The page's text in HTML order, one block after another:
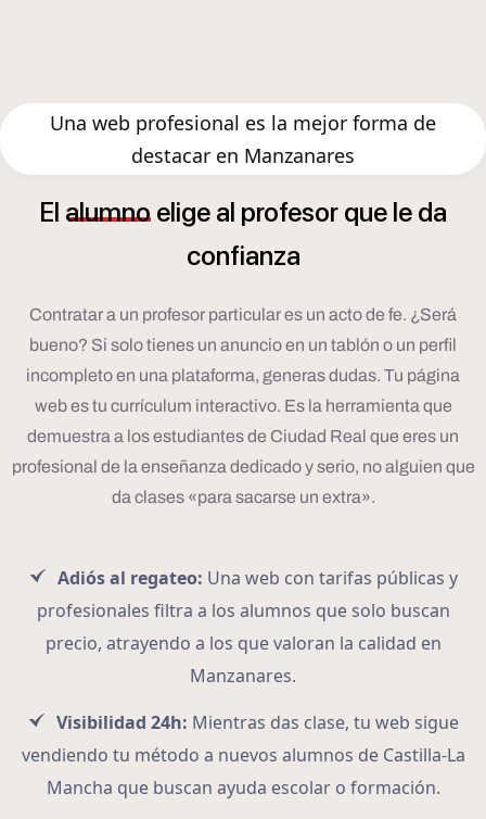
Una web profesional es la mejor forma de
destacar en Manzanares
El alumno elige al profesor que le da
confianza
Contratar a un profesor particular es un acto de fe. ¿Será
bueno? Si solo tienes un anuncio en un tablón o un perfil
incompleto en una plataforma, generas dudas. Tu página
web es tu currículum interactivo. Es la herramienta que
demuestra a los estudiantes de Ciudad Real que eres un
profesional de la enseñanza dedicado y serio, no alguien que
da clases «para sacarse un extra».
Adiós al regateo: Una web con tarifas públicas y
profesionales filtra a los alumnos que solo buscan
precio, atrayendo a los que valoran la calidad en
Manzanares.
Visibilidad 24h: Mientras das clase, tu web sigue
vendiendo tu método a nuevos alumnos de Castilla-La
Mancha que buscan ayuda escolar o formación.